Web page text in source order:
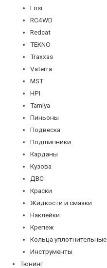
Losi
RC4WD
Redcat
TEKNO
Traxxas
Vaterra
MST
HPI
Tamiya
Пиньоны
Подвеска
Подшипники
Карданы
Кузова
ДВС
Краски
Жидкости и смазки
Наклейки
Крепеж
Кольца уплотнительные
Инструменты
Тюнинг